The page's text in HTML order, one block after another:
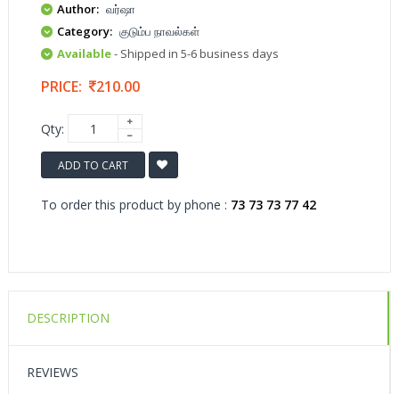
Author: வர்ஷா
Category: குடும்ப நாவல்கள்
Available- Shipped in 5-6 business days
PRICE: 210.00
Qty:
ADD TO CART
To order this product by phone : 73 73 73 77 42
DESCRIPTION
REVIEWS